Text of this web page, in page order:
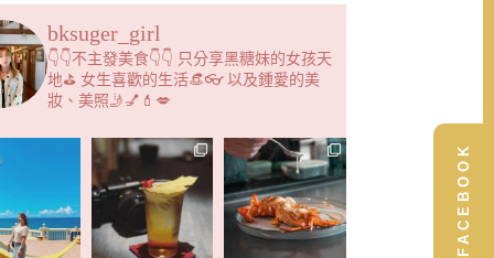
bksuger_girl
👇👇不主發美食👇👇 只分享黑糖妹的女孩天
地⛳️ 女生喜歡的生活👒👓 以及鍾愛的美
妝、美照🤳💅💄💋
FACEBOOK